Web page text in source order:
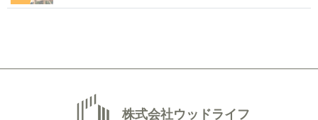
株式会社ウッドライフ